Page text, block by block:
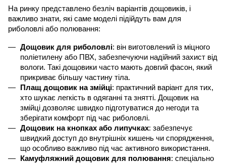
На ринку представлено безліч варіантів дощовиків, і
важливо знати, які саме моделі підійдуть вам для
риболовлі або полювання:
Дощовик для риболовлі: він виготовлений із міцного
поліетилену або ПВХ, забезпечуючи надійний захист від
вологи. Такі дощовики часто мають довгий фасон, який
прикриває більшу частину тіла.
Плащ дощовик на змійці: практичний варіант для тих,
хто шукає легкість в одяганні та знятті. Дощовик на
змійці дозволяє швидко підготуватися до негоди та
зберігати комфорт під час риболовлі.
Дощовик на кнопках або липучках: забезпечує
швидкий доступ до внутрішніх кишень чи спорядження,
що особливо важливо під час активного використання.
Камуфляжний дощовик для полювання: спеціально